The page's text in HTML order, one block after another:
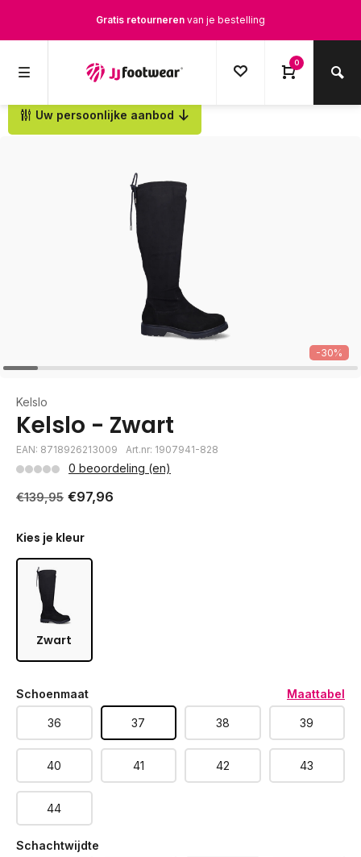
Gratis retourneren van je bestelling
0
Uw persoonlijke aanbod
Terug
-30%
Kelslo
Kelslo - Zwart
EAN: 8718926213009 Art.nr: 1907941-828
0 beoordeling (en)
€139,95 €97,96
Kies je kleur
Zwart
Schoenmaat Maattabel
36 37 38 39
40 41 42 43
44
Schachtwijdte